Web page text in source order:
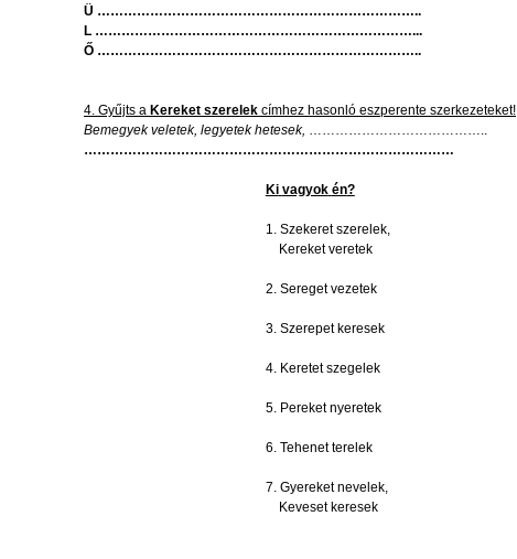
Ü ………………………………………………………………..
L ………………………………………………………………...
Ő ………………………………………………………………..
4. Gyűjts a Kereket szerelek címhez hasonló eszperente szerkezeteket!
Bemegyek veletek, legyetek hetesek, …………………………………..
…………………………………………………………………………
Ki vagyok én?
1. Szekeret szerelek,
Kereket veretek
2. Sereget vezetek
3. Szerepet keresek
4. Keretet szegelek
5. Pereket nyeretek
6. Tehenet terelek
7. Gyereket nevelek,
Keveset keresek